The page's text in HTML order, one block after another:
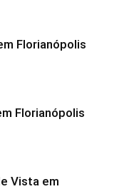
Florianópolis
Florianópolis
Vista em